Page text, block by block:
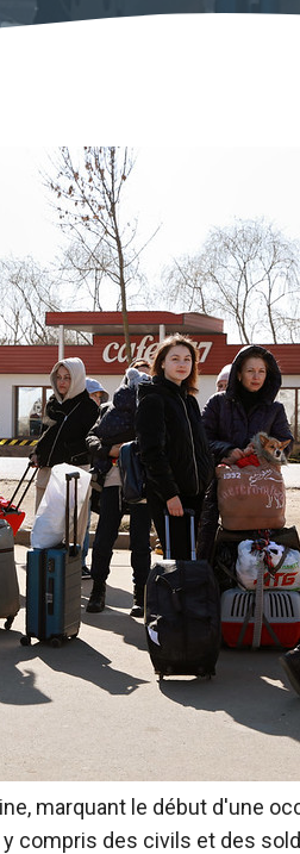
marquant le début d'une
compris des civils et des